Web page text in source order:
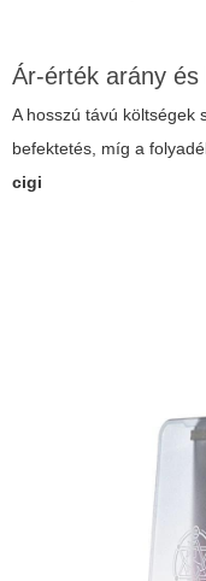
Ár-érték arány
A hosszú távú költségek
befektetés, míg a
cigi